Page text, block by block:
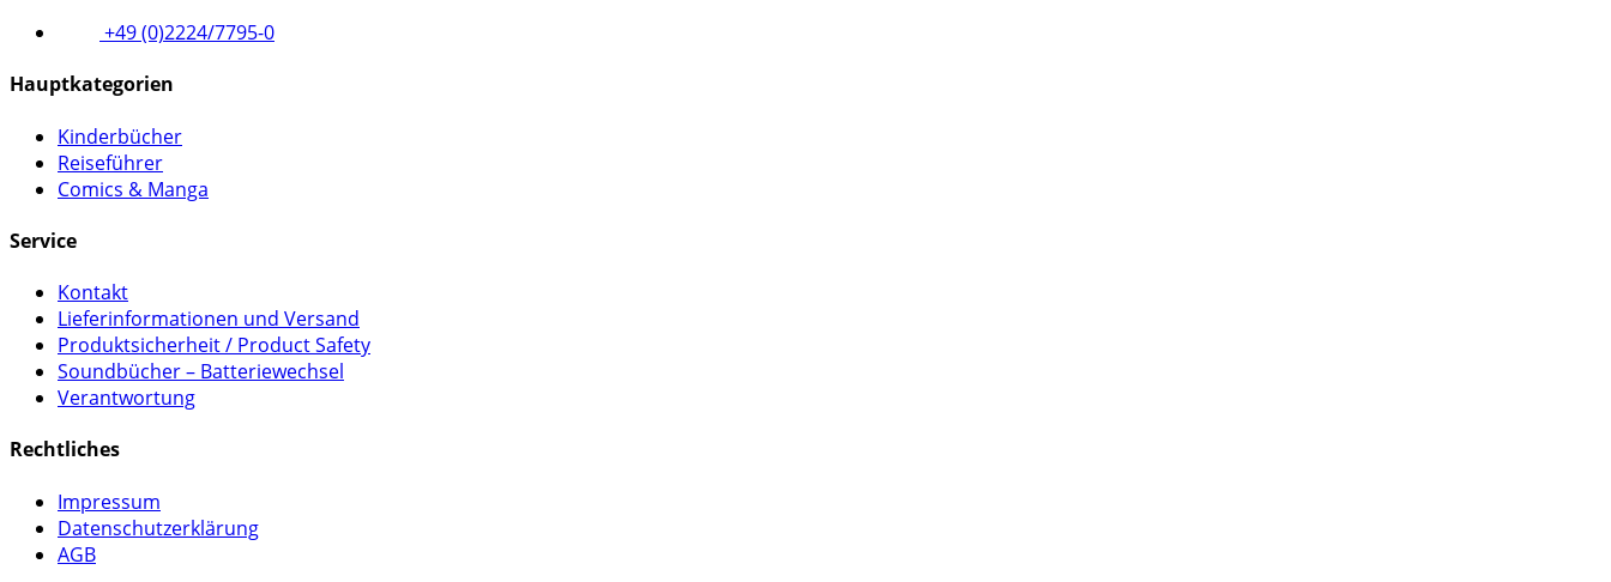
+49 (0)2224/7795-0
Hauptkategorien
Kinderbücher
Reiseführer
Comics & Manga
Service
Kontakt
Lieferinformationen und Versand
Produktsicherheit / Product Safety
Soundbücher – Batteriewechsel
Verantwortung
Rechtliches
Impressum
Datenschutzerklärung
AGB